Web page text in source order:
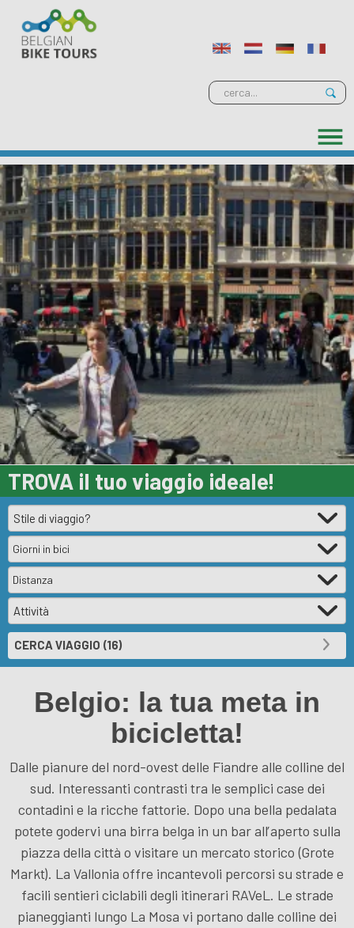
TROVA il tuo viaggio ideale!
Giorni in bici
Distanza
Belgio: la tua meta in
bicicletta!
Dalle pianure del nord-ovest delle Fiandre alle colline del
sud. Interessanti contrasti tra le semplici case dei
contadini e la ricche fattorie. Dopo una bella pedalata
potete godervi una birra belga in un bar all’aperto sulla
piazza della città o visitare un mercato storico (Grote
Markt). La Vallonia offre incantevoli percorsi su strade e
facili sentieri ciclabili degli itinerari RAVeL. Le strade
pianeggianti lungo La Mosa vi portano dalle colline dei